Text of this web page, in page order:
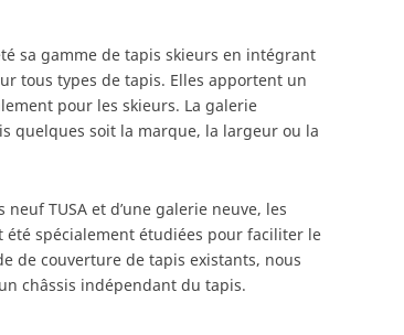
sa gamme de tapis skieurs en intégrant
tous types de tapis. Elles apportent un
pour les skieurs. La galerie
quelques soit la marque, la largeur ou la
TUSA et d’une galerie neuve, les
spécialement étudiées pour faciliter le
de couverture de tapis existants, nous
châssis indépendant du tapis.